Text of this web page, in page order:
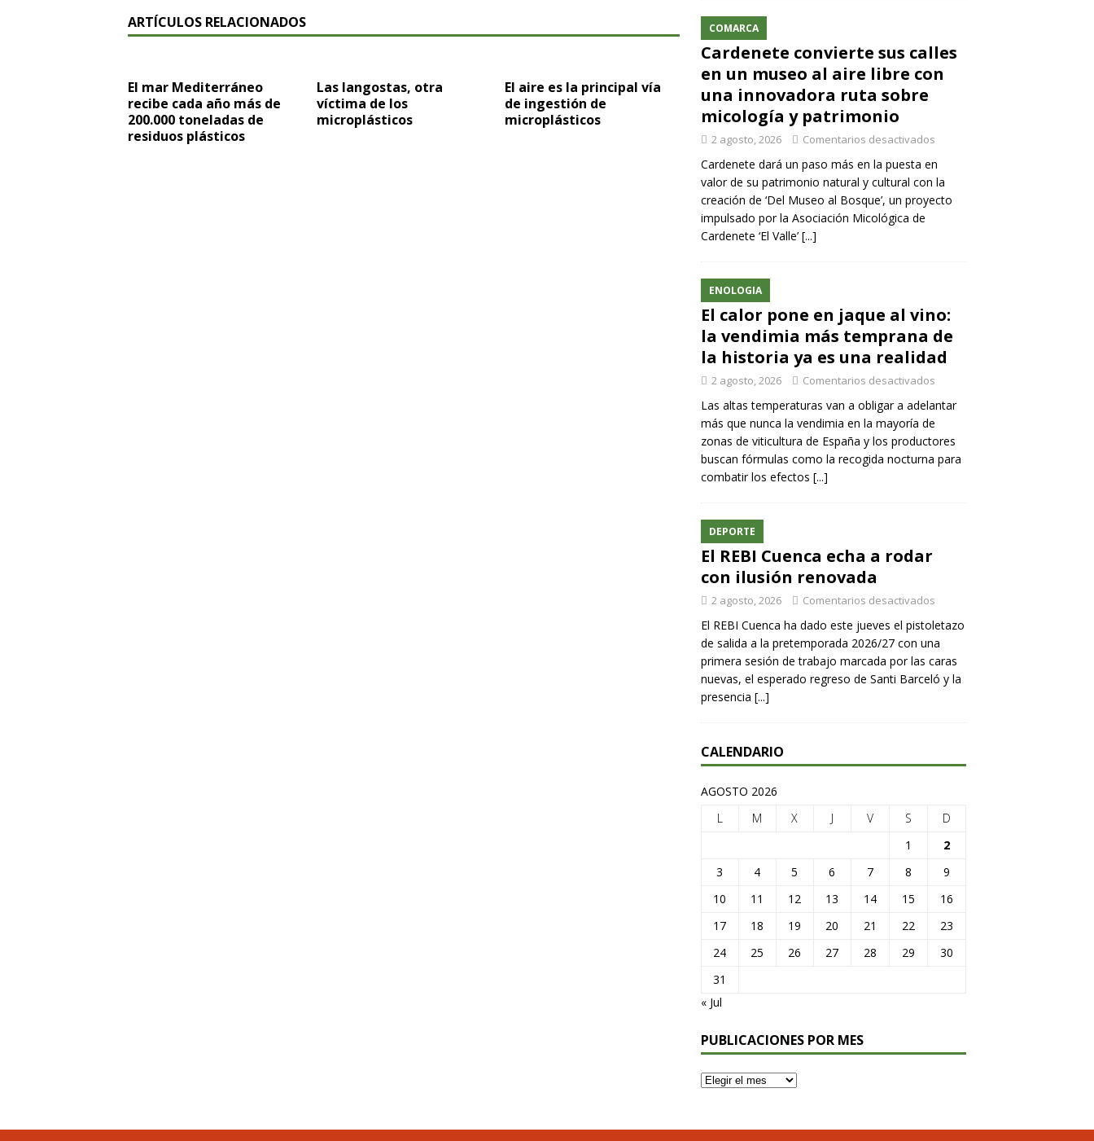
ARTÍCULOS RELACIONADOS
El mar Mediterráneo
recibe cada año más de
200.000 toneladas de
residuos plásticos
Las langostas, otra
víctima de los
microplásticos
El aire es la principal vía
de ingestión de
microplásticos
COMARCA
Cardenete convierte sus calles
en un museo al aire libre con
una innovadora ruta sobre
micología y patrimonio
2 agosto, 2026 Comentarios desactivados
Cardenete dará un paso más en la puesta en
valor de su patrimonio natural y cultural con la
creación de ‘Del Museo al Bosque’, un proyecto
impulsado por la Asociación Micológica de
Cardenete ‘El Valle’ [...]
ENOLOGIA
El calor pone en jaque al vino:
la vendimia más temprana de
la historia ya es una realidad
2 agosto, 2026 Comentarios desactivados
Las altas temperaturas van a obligar a adelantar
más que nunca la vendimia en la mayoría de
zonas de viticultura de España y los productores
buscan fórmulas como la recogida nocturna para
combatir los efectos [...]
DEPORTE
El REBI Cuenca echa a rodar
con ilusión renovada
2 agosto, 2026 Comentarios desactivados
El REBI Cuenca ha dado este jueves el pistoletazo
de salida a la pretemporada 2026/27 con una
primera sesión de trabajo marcada por las caras
nuevas, el esperado regreso de Santi Barceló y la
presencia [...]
CALENDARIO
AGOSTO 2026
L
M X J V S
D
1
2
3
4 5 6 7 8
9
10
11 12 13 14 15
16
17
18 19 20 21 22
23
24
25 26 27 28 29
30
31
« Jul
PUBLICACIONES POR MES